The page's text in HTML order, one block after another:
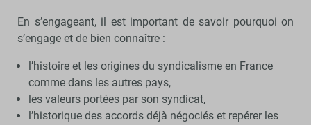
En s’engageant, il est important de savoir pourquoi on
s’engage et de bien connaître :
l’histoire et les origines du syndicalisme en France
comme dans les autres pays,
les valeurs portées par son syndicat,
l’historique des accords déjà négociés et repérer les